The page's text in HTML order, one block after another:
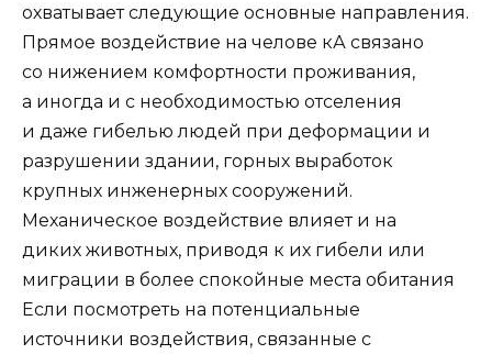
охватывает следующие основные направления.
Прямое воздействие на челове кА связано
со нижением комфортности проживания,
а иногда и с необходимостью отселения
и даже гибелью людей при деформации и
разрушении здании, горных выработок
крупных инженерных сооружений.
Механическое воздействие влияет и на
диких животных, приводя к их гибели или
миграции в более спокойные места обитания
Если посмотреть на потенциальные
источники воздействия, связанные с